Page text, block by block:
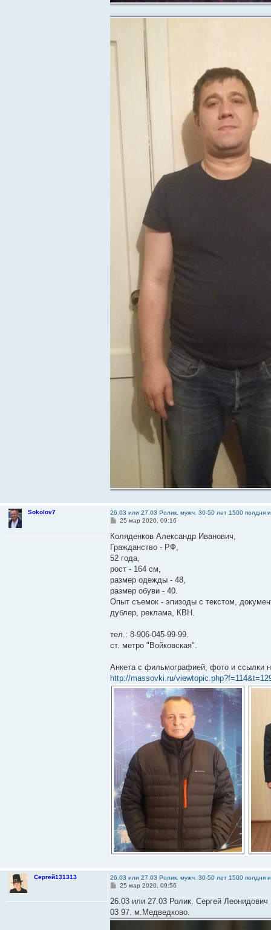
Sokolov7
26.03 или 27.03 Ролик. мужч. 30-50 лет 1500 полдня
С
о
щ
е
и
е
25 мар 2020, 09:16
Коляденков Александр Иванович,
Гражданство - РФ,
52 года,
рост - 164 см,
размер одежды - 48,
размер обуви - 40.
Опыт съемок - эпизоды с текстом,
дублер, реклама, КВН.
тел.: 8-906-045-99-99.
ст. метро "Войковская".
Анкета с фильмографией, фото и ссылки
http://massovki.ru/
Сергей131313
26.03 или 27.03 Ролик. мужч. 30-50 лет 1500 полдня
С
о
щ
е
25 мар 2020, 09:56
26.03 или 27.03 Ролик. Сергей
03 97. м.Медведково.